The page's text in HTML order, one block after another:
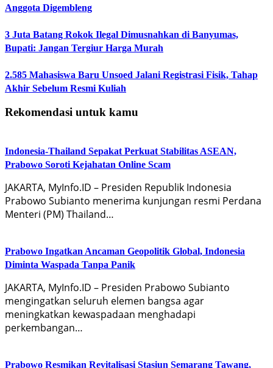
Anggota Digembleng
3 Juta Batang Rokok Ilegal Dimusnahkan di Banyumas,
Bupati: Jangan Tergiur Harga Murah
2.585 Mahasiswa Baru Unsoed Jalani Registrasi Fisik, Tahap
Akhir Sebelum Resmi Kuliah
Rekomendasi untuk kamu
Indonesia-Thailand Sepakat Perkuat Stabilitas ASEAN,
Prabowo Soroti Kejahatan Online Scam
JAKARTA, MyInfo.ID – Presiden Republik Indonesia
Prabowo Subianto menerima kunjungan resmi Perdana
Menteri (PM) Thailand…
Prabowo Ingatkan Ancaman Geopolitik Global, Indonesia
Diminta Waspada Tanpa Panik
JAKARTA, MyInfo.ID – Presiden Prabowo Subianto
mengingatkan seluruh elemen bangsa agar
meningkatkan kewaspadaan menghadapi
perkembangan…
Prabowo Resmikan Revitalisasi Stasiun Semarang Tawang,